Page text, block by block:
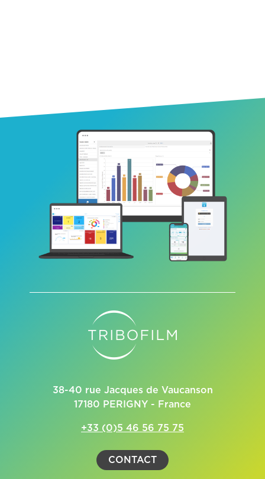
38-40 rue Jacques de Vaucanson
17180 PERIGNY - France
+33 (0)5 46 56 75 75
CONTACT